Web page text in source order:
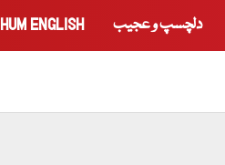
دلچسپ و عجیب HUM ENGLISH